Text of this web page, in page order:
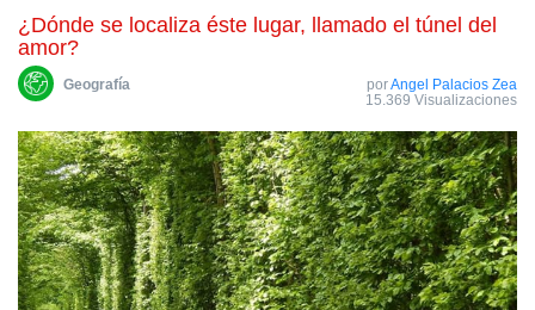
¿Dónde se localiza éste lugar, llamado el túnel del
amor?
Geografía porAngel Palacios Zea
15.369 Visualizaciones